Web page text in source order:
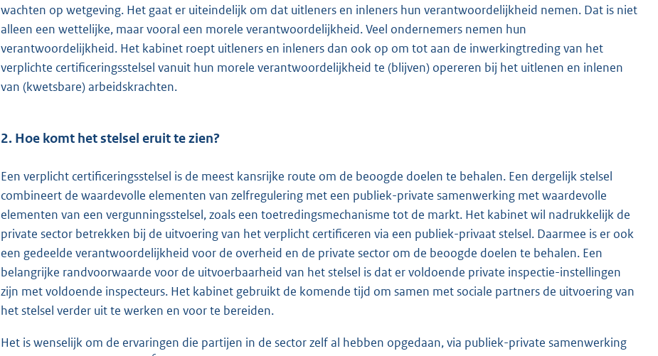
wachten op wetgeving. Het gaat er uiteindelijk om dat uitleners en inleners hun verantwoordelijkheid nemen. Dat is niet
alleen een wettelijke, maar vooral een morele verantwoordelijkheid. Veel ondernemers nemen hun
verantwoordelijkheid. Het kabinet roept uitleners en inleners dan ook op om tot aan de inwerkingtreding van het
verplichte certificeringsstelsel vanuit hun morele verantwoordelijkheid te (blijven) opereren bij het uitlenen en inlenen
van (kwetsbare) arbeidskrachten.
2. Hoe komt het stelsel eruit te zien?
Een verplicht certificeringsstelsel is de meest kansrijke route om de beoogde doelen te behalen. Een dergelijk stelsel
combineert de waardevolle elementen van zelfregulering met een publiek-private samenwerking met waardevolle
elementen van een vergunningsstelsel, zoals een toetredingsmechanisme tot de markt. Het kabinet wil nadrukkelijk de
private sector betrekken bij de uitvoering van het verplicht certificeren via een publiek-privaat stelsel. Daarmee is er ook
een gedeelde verantwoordelijkheid voor de overheid en de private sector om de beoogde doelen te behalen. Een
belangrijke randvoorwaarde voor de uitvoerbaarheid van het stelsel is dat er voldoende private inspectie-instellingen
zijn met voldoende inspecteurs. Het kabinet gebruikt de komende tijd om samen met sociale partners de uitvoering van
het stelsel verder uit te werken en voor te bereiden.
Het is wenselijk om de ervaringen die partijen in de sector zelf al hebben opgedaan, via publiek-private samenwerking